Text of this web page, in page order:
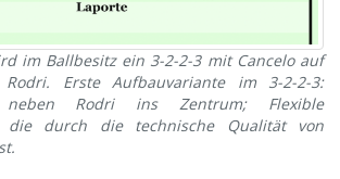
im Ballbesitz ein 3-2-2-3 mit Cancelo auf
Erste Aufbauvariante im 3-2-2-3:
neben Rodri ins Zentrum; Flexible
die durch die technische Qualität von